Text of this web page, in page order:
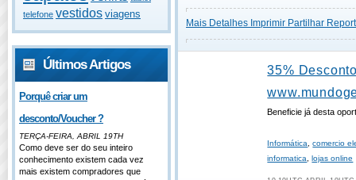
telefone vestidos viagens
Últimos Artigos
Porquê criar um
desconto/Voucher ?
TERÇA-FEIRA, ABRIL 19TH
Como deve ser do seu inteiro
conhecimento existem cada vez
mais existem compradores que
Mais Detalhes Imprimir Partilhar
35%
Beneficie já desta
Informática ,comercio
informatica
,lojas online